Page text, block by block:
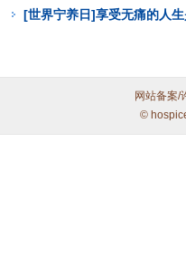
[世界宁养日]享受无痛的人
网站备案/
©